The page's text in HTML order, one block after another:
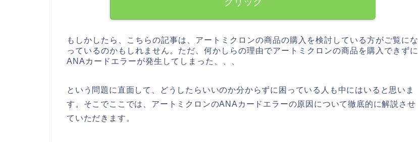
もしかしたら、こちらの記事は、アートミクロンの商品の購入を検討している方がご覧にな
っているのかもしれません。ただ、何かしらの理由でアートミクロンの商品を購入できずに
ANAカードエラーが発生してしまった、、、
という問題に直面して、どうしたらいいのか分からずに困っている人も中にはいると思いま
す。そこでここでは、アートミクロンのANAカードエラーの原因について徹底的に解説させ
ていただきます。